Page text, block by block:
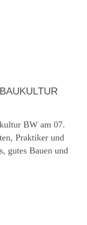
BW am 07.
Praktiker und
gutes Bauen und